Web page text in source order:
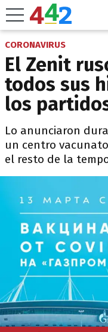
CORONAVIRUS
El Zenit
todos sus
los
Lo anunciaron
un centro
el resto de la